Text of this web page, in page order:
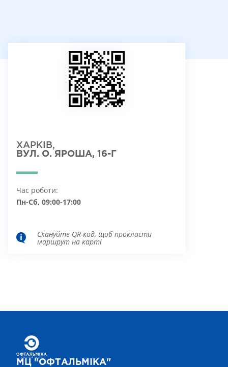
ХАРКІВ,
ВУЛ. О. ЯРОША, 16-Г
Час роботи:
Пн-Сб, 09:00-17:00
Скануйте QR-код, щоб прокласти
маршрут на карті
МЦ "ОФТАЛЬМІКА"